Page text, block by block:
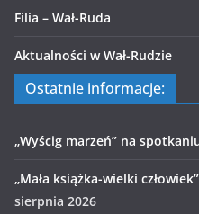
Filia – Wał-Ruda
Aktualności w Wał-Rudzie
Ostatnie informacje:
„Wyścig marzeń” na
„Mała książka-wielki
sierpnia 2026